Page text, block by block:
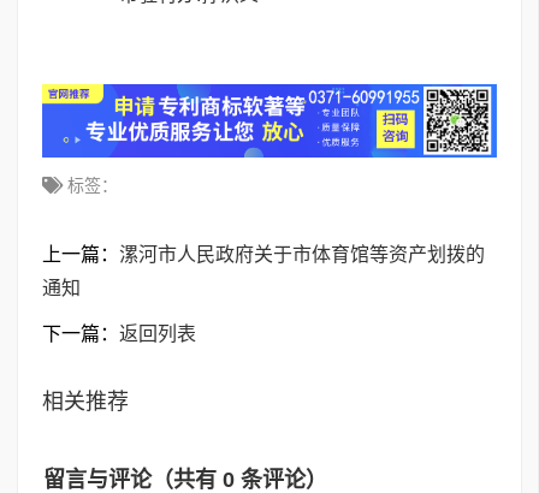
标签：
上一篇： 漯河市人民政府关于市体育馆等资产划拨的
通知
下一篇： 返回列表
相关推荐
留言与评论（共有 0 条评论）